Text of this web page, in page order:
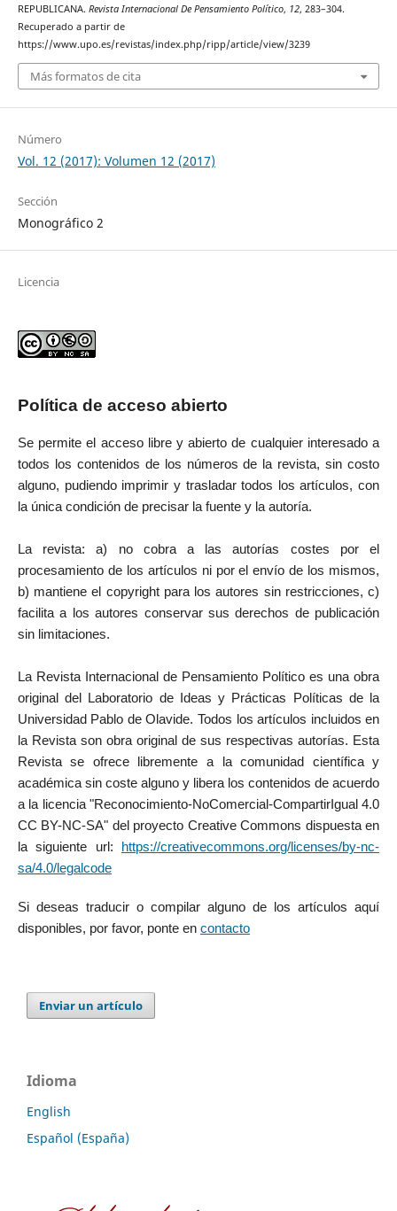
REPUBLICANA. Revista Internacional De Pensamiento Político, 12, 283–304.
Recuperado a partir de
https://www.upo.es/revistas/index.php/ripp/article/view/3239
Más formatos de cita
Número
Vol. 12 (2017): Volumen 12 (2017)
Sección
Monográfico 2
Licencia
Política de acceso abierto
Se permite el acceso libre y abierto de cualquier interesado a
todos los contenidos de los números de la revista, sin costo
alguno, pudiendo imprimir y trasladar todos los artículos, con
la única condición de precisar la fuente y la autoría.
La revista: a) no cobra a las autorías costes por el
procesamiento de los artículos ni por el envío de los mismos,
b) mantiene el copyright para los autores sin restricciones, c)
facilita a los autores conservar sus derechos de publicación
sin limitaciones.
La Revista Internacional de Pensamiento Político es una obra
original del Laboratorio de Ideas y Prácticas Políticas de la
Universidad Pablo de Olavide. Todos los artículos incluidos en
la Revista son obra original de sus respectivas autorías. Esta
Revista se ofrece libremente a la comunidad científica y
académica sin coste alguno y libera los contenidos de acuerdo
a la licencia "Reconocimiento-NoComercial-CompartirIgual 4.0
CC BY-NC-SA" del proyecto Creative Commons dispuesta en
la siguiente url:
https://creativecommons.org/licenses/by-nc-
sa/4.0/legalcode
Si deseas traducir o compilar alguno de los artículos aquí
disponibles, por favor, ponte en contacto
Enviar un artículo
Idioma
English
Español (España)